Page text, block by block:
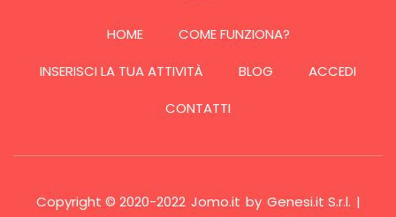
HOME
COME FUNZIONA?
INSERISCI LA TUA ATTIVITÀ
BLOG
ACCEDI
CONTATTI
Copyright © 2020-2022 Jomo.it by Genesi.it S.r.l. |